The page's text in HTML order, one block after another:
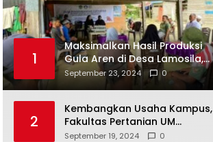
1
Maksimalkan Hasil Produksi
Gula Aren di Desa Lamosila,
UM Kendari Berikan Bantuan
Alat Produksi Modern
September 23, 2024 0
2
Kembangkan Usaha Kampus,
Fakultas Pertanian UM
Kendari Optimalkan
September 19, 2024 0